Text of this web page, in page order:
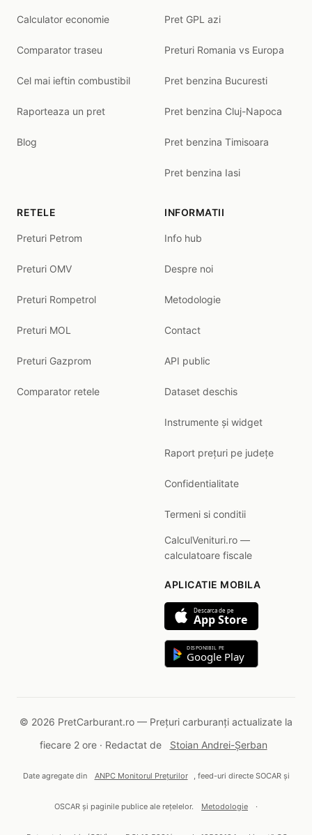
Calculator economie
Comparator traseu
Cel mai ieftin combustibil
Raporteaza un pret
Blog
Pret GPL azi
Preturi Romania vs Europa
Pret benzina Bucuresti
Pret benzina Cluj-Napoca
Pret benzina Timisoara
Pret benzina Iasi
RETELE
Preturi Petrom
Preturi OMV
Preturi Rompetrol
Preturi MOL
Preturi Gazprom
Comparator retele
INFORMATII
Info hub
Despre noi
Metodologie
Contact
API public
Dataset deschis
Instrumente și widget
Raport prețuri pe județe
Confidentialitate
Termeni si conditii
CalculVenituri.ro —
calculatoare fiscale
APLICATIE MOBILA
Descarca de pe
App Store
DISPONIBIL PE
Google Play
© 2026 PretCarburant.ro — Prețuri carburanți actualizate la
fiecare 2 ore · Redactat de
Stoian Andrei-Șerban
Date agregate din ANPC Monitorul Prețurilor , feed-uri directe SOCAR și
OSCAR și paginile publice ale rețelelor. Metodologie ·